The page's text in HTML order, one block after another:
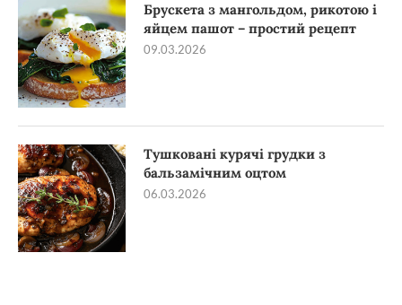
Брускета з мангольдом, рикотою і
яйцем пашот – простий рецепт
09.03.2026
Тушковані курячі грудки з
бальзамічним оцтом
06.03.2026